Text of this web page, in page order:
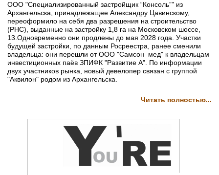
ООО "Специализированный застройщик “Консоль”" из
Архангельска, принадлежащее Александру Цавинскому,
переоформило на себя два разрешения на строительство
(РНС), выданные на застройку 1,8 га на Московском шоссе,
13.Одновременно они продлены до мая 2028 года. Участки
будущей застройки, по данным Росреестра, ранее сменили
владельца: они перешли от ООО "Самсон–мед" к владельцам
инвестиционных паёв ЗПИФК "Развитие А". По информации
двух участников рынка, новый девелопер связан с группой
"Аквилон" родом из Архангельска.
Читать полностью...